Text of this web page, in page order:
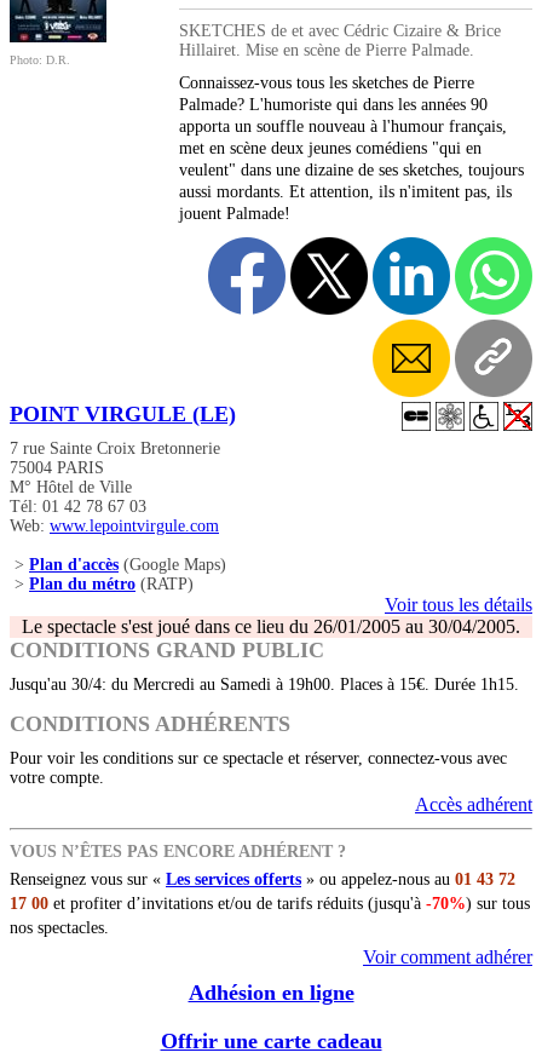
Photo: D.R.
SKETCHES de et avec Cédric Cizaire & Brice
Hillairet. Mise en scène de Pierre Palmade.
Connaissez-vous tous les sketches de Pierre
Palmade? L'humoriste qui dans les années 90
apporta un souffle nouveau à l'humour français,
met en scène deux jeunes comédiens "qui en
veulent" dans une dizaine de ses sketches, toujours
aussi mordants. Et attention, ils n'imitent pas, ils
jouent Palmade!
POINT VIRGULE (LE)
7 rue Sainte Croix Bretonnerie
75004 PARIS
M° Hôtel de Ville
Tél: 01 42 78 67 03
Web: www.lepointvirgule.com
> Plan d'accès (Google Maps)
> Plan du métro (RATP)
Voir tous les détails
Le spectacle s'est joué dans ce lieu du 26/01/2005 au 30/04/2005.
CONDITIONS GRAND PUBLIC
Jusqu'au 30/4: du Mercredi au Samedi à 19h00. Places à 15€. Durée 1h15.
CONDITIONS ADHÉRENTS
Pour voir les conditions sur ce spectacle et réserver, connectez-vous avec
votre compte.
Accès adhérent
VOUS N’ÊTES PAS ENCORE ADHÉRENT ?
Renseignez vous sur « Les services offerts » ou appelez-nous au 01 43 72
17 00 et profiter d’invitations et/ou de tarifs réduits (jusqu'à -70%) sur tous
nos spectacles.
Voir comment adhérer
Adhésion en ligne
Offrir une carte cadeau